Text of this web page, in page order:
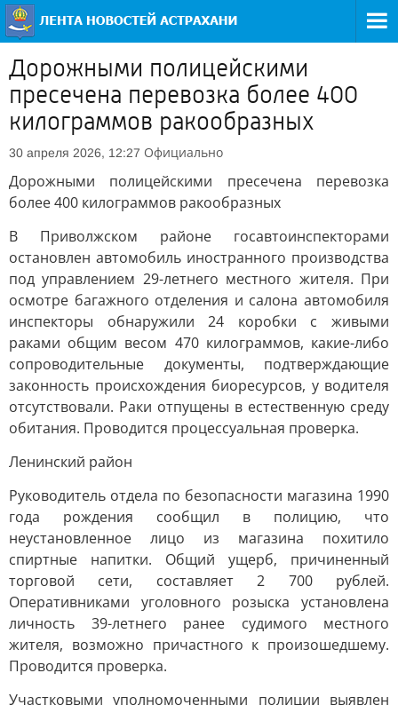
Дорожными полицейскими
пресечена перевозка более 400
килограммов ракообразных
30 апреля 2026, 12:27 Официально
Дорожными полицейскими пресечена перевозка
более 400 килограммов ракообразных
В Приволжском районе госавтоинспекторами
остановлен автомобиль иностранного производства
под управлением 29-летнего местного жителя. При
осмотре багажного отделения и салона автомобиля
инспекторы обнаружили 24 коробки с живыми
раками общим весом 470 килограммов, какие-либо
сопроводительные документы, подтверждающие
законность происхождения биоресурсов, у водителя
отсутствовали. Раки отпущены в естественную среду
обитания. Проводится процессуальная проверка.
Ленинский район
Руководитель отдела по безопасности магазина 1990
года рождения сообщил в полицию, что
неустановленное лицо из магазина похитило
спиртные напитки. Общий ущерб, причиненный
торговой сети, составляет 2 700 рублей.
Оперативниками уголовного розыска установлена
личность 39-летнего ранее судимого местного
жителя, возможно причастного к произошедшему.
Проводится проверка.
Участковыми уполномоченными полиции выявлен